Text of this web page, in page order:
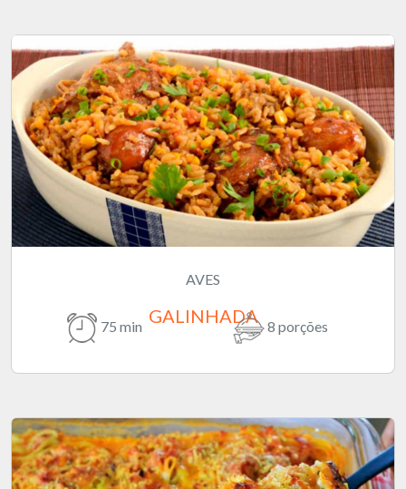
AVES
GALINHADA
75 min 8 porções